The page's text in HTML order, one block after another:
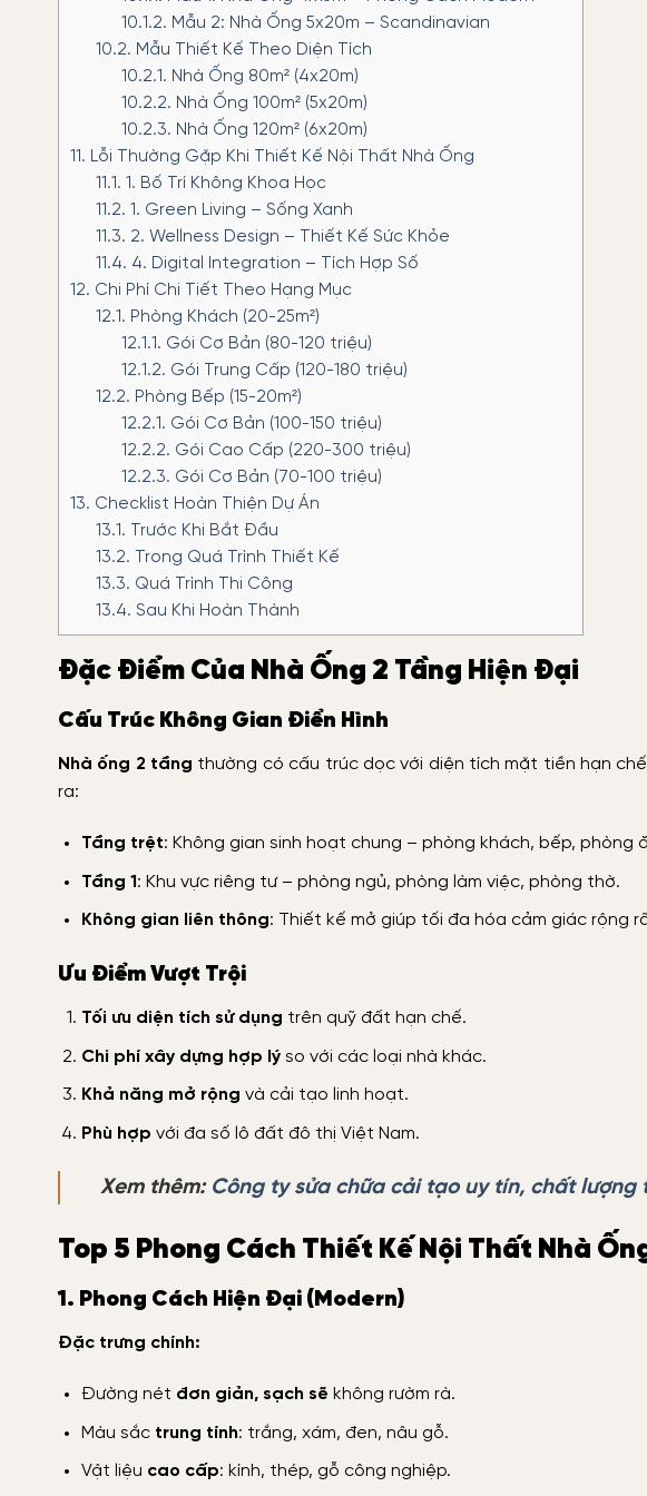
10.1.2. Mẫu 2: Nhà Ống 5x20m – Scandinavian
10.2. Mẫu Thiết Kế Theo Diện Tích
10.2.1. Nhà Ống 80m² (4x20m)
10.2.2. Nhà Ống 100m² (5x20m)
10.2.3. Nhà Ống 120m² (6x20m)
11. Lỗi Thường Gặp Khi Thiết Kế Nội Thất Nhà Ống
11.1. 1. Bố Trí Không Khoa Học
11.2. 1. Green Living – Sống Xanh
11.3. 2. Wellness Design – Thiết Kế Sức Khỏe
11.4. 4. Digital Integration – Tích Hợp Số
12. Chi Phí Chi Tiết Theo Hạng Mục
12.1. Phòng Khách (20-25m²)
12.1.1. Gói Cơ Bản (80-120 triệu)
12.1.2. Gói Trung Cấp (120-180 triệu)
12.2. Phòng Bếp (15-20m²)
12.2.1. Gói Cơ Bản (100-150 triệu)
12.2.2. Gói Cao Cấp (220-300 triệu)
12.2.3. Gói Cơ Bản (70-100 triệu)
13. Checklist Hoàn Thiện Dự Án
13.1. Trước Khi Bắt Đầu
13.2. Trong Quá Trình Thiết Kế
13.3. Quá Trình Thi Công
13.4. Sau Khi Hoàn Thành
Đặc Điểm Của Nhà Ống 2 Tầng Hiện Đại
Cấu Trúc Không Gian Điển Hình
Nhà ống 2 tầng thường có cấu trúc dọc với diện tích mặt tiền hạn
ra:
Tầng trệt: Không gian sinh hoạt chung – phòng khách, bếp, phòng
Tầng 1 : Khu vực riêng tư – phòng ngủ, phòng làm việc, phòng thờ.
Không gian liên thông: Thiết kế mở giúp tối đa hóa cảm giác rộng
Ưu Điểm Vượt Trội
Tối ưu diện tích sử dụng trên quỹ đất hạn chế.
Chi phí xây dựng hợp lýso với các loại nhà khác.
Khả năng mở rộng và cải tạo linh hoạt.
Phù hợp với đa số lô đất đô thị Việt Nam.
Xem thêm: Công ty sửa chữa cải tạo uy tín, chất lượng
Top 5 Phong Cách Thiết Kế Nội Thất Nhà
1. Phong Cách Hiện Đại (Modern)
Đặc trưng chính:
Đường nét đơn giản, sạch sẽ không rườm rà.
Màu sắc trung tính: trắng, xám, đen, nâu gỗ.
Vật liệu cao cấp: kính, thép, gỗ công nghiệp.